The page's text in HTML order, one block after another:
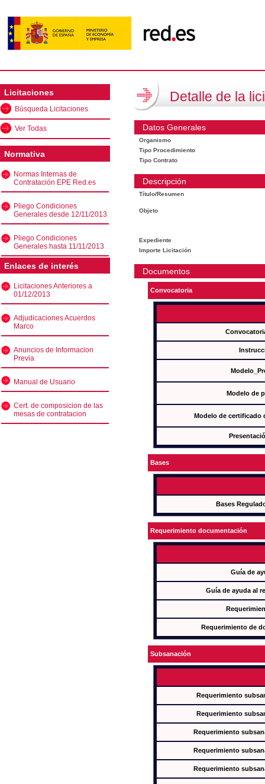
Licitaciones
Búsqueda Licitaciones
Ver Todas
Normativa
Normas Internas de
Contratación EPE Red.es
Pliego Condiciones
Generales desde 12/11/2013
Pliego Condiciones
Generales hasta 11/11/2013
Enlaces de interés
Licitaciones Anteriores a
01/12/2013
Adjudicaciones Acuerdos
Marco
Anuncios de Informacion
Previa
Manual de Usuario
Cert. de composicion de las
mesas de contratacion
Detalle de la
Datos Generales
Organismo
Tipo Procedimiento
Tipo Contrato
Descripción
Título/Resumen
Objeto
Expediente
Importe Licitación
Documentos
Convocatoria
Modelo de
Modelo de certificado
Bases
Bases
Requerimiento documentación
Guía de
Guía de ayuda al
Requerimiento de
Subsanación
Requerimiento
Requerimiento
Requerimiento
Requerimiento
Requerimiento